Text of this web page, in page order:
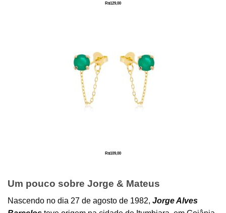
R$129,00
R$109,00
Um pouco sobre Jorge & Mateus
Nascendo no dia 27 de agosto de 1982, Jorge Alves